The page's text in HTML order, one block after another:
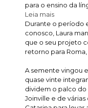
para o ensino da
Leia mais
Durante o período
conosco, Laura
que o seu projeto
retorno para Roma,
A semente vingou
quase vinte
dividem o palco
Joinville e de